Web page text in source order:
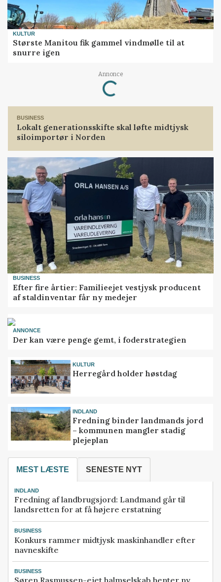
KULTUR
Største Manitou fik gammel vindmølle til at
snurre igen
Annonce
Loading...
BUSINESS
Lokalt generationsskifte skal løfte midtjysk
siloimportør i Norden
BUSINESS
Efter fire årtier: Familieejet vestjysk producent
af staldinventar får ny medejer
ANNONCE
Der kan være penge gemt, i foderstrategien
KULTUR
Herregård holder høstdag
INDLAND
Fredning binder landmands jord
– kommunen mangler stadig
plejeplan
MEST LÆSTE SENESTE NYT
INDLAND
Fredning af landbrugsjord: Landmand går til
landsretten for at få højere erstatning
BUSINESS
Konkurs rammer midtjysk maskinhandler efter
navneskifte
BUSINESS
Søren Rasmussen-ejet halmselskab henter ny